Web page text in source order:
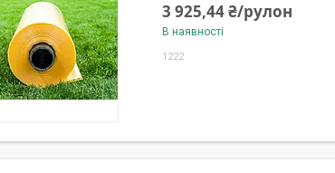
3 925,44 ₴/рулон
В наявності
1222